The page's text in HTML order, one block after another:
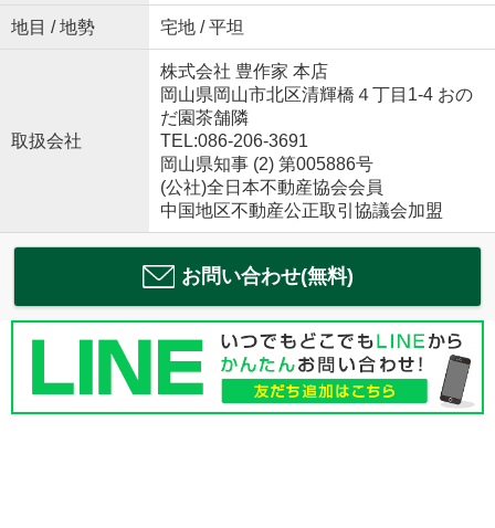
地目 / 地勢 宅地 / 平坦
取扱会社
株式会社 豊作家 本店
岡山県岡山市北区清輝橋４丁目1-4 おの
だ園茶舗隣
TEL:086-206-3691
岡山県知事 (2) 第005886号
(公社)全日本不動産協会会員
中国地区不動産公正取引協議会加盟
お問い合わせ(無料)